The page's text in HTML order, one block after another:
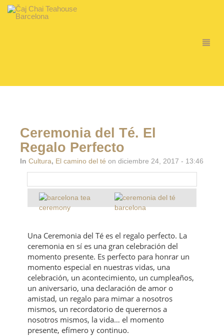
Ceremonia del Té. El
Regalo Perfecto
In Cultura, El camino del té on diciembre 24, 2017 - 13:46
Una Ceremonia del Té es el regalo perfecto. La
ceremonia en sí es una gran celebración del
momento presente. Es perfecto para honrar un
momento especial en nuestras vidas, una
celebración, un acontecimiento, un cumpleaños,
un aniversario, una declaración de amor o
amistad, un regalo para mimar a nosotros
mismos, un recordatorio de querernos a
nosotros mismos, la vida… el momento
presente, efímero y continuo.